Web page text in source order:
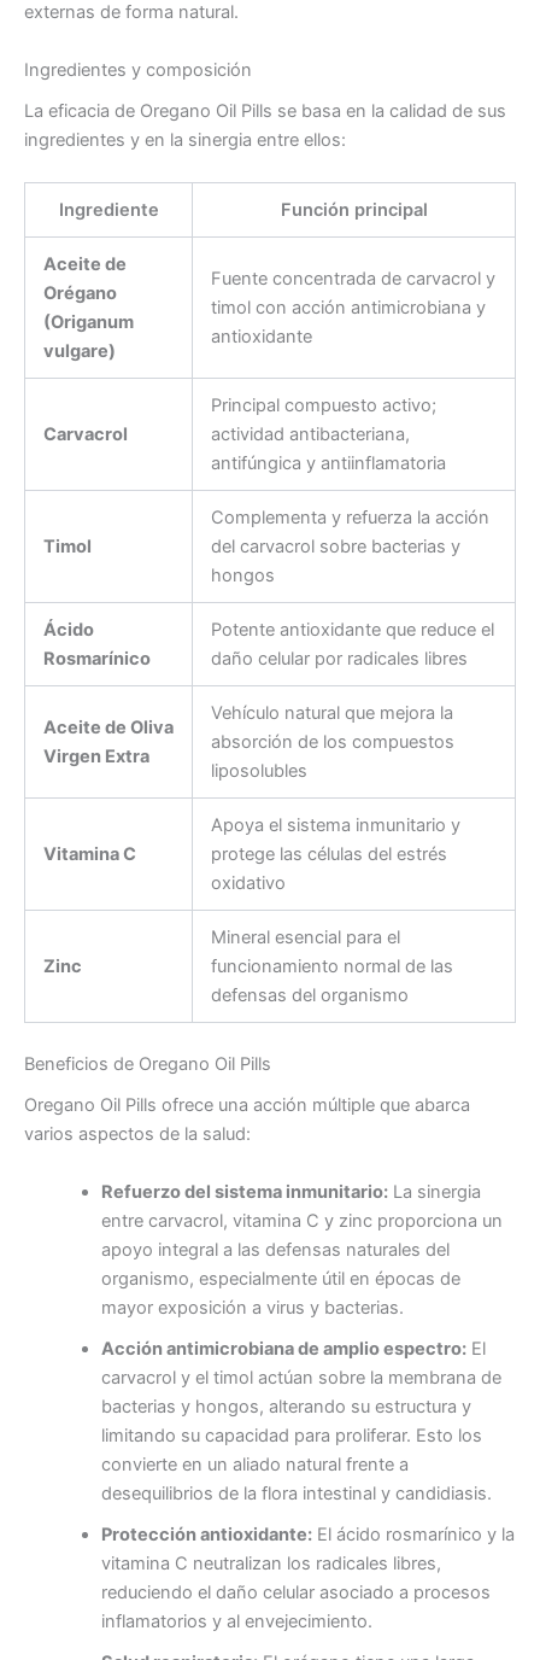
externas de forma natural.
Ingredientes y composición
La eficacia de Oregano Oil Pills se basa en la calidad de sus
ingredientes y en la sinergia entre ellos:
Ingrediente Función principal
Aceite de
Orégano
(Origanum
vulgare)
Fuente concentrada de carvacrol y
timol con acción antimicrobiana y
antioxidante
Carvacrol
Principal compuesto activo;
actividad antibacteriana,
antifúngica y antiinflamatoria
Timol
Complementa y refuerza la acción
del carvacrol sobre bacterias y
hongos
Ácido
Rosmarínico
Potente antioxidante que reduce el
daño celular por radicales libres
Aceite de Oliva
Virgen Extra
Vehículo natural que mejora la
absorción de los compuestos
liposolubles
Vitamina C
Apoya el sistema inmunitario y
protege las células del estrés
oxidativo
Zinc
Mineral esencial para el
funcionamiento normal de las
defensas del organismo
Beneficios de Oregano Oil Pills
Oregano Oil Pills ofrece una acción múltiple que abarca
varios aspectos de la salud:
Refuerzo del sistema inmunitario:La sinergia
entre carvacrol, vitamina C y zinc proporciona un
apoyo integral a las defensas naturales del
organismo, especialmente útil en épocas de
mayor exposición a virus y bacterias.
Acción antimicrobiana de amplio espectro:El
carvacrol y el timol actúan sobre la membrana de
bacterias y hongos, alterando su estructura y
limitando su capacidad para proliferar. Esto los
convierte en un aliado natural frente a
desequilibrios de la flora intestinal y candidiasis.
Protección antioxidante:El ácido rosmarínico y la
vitamina C neutralizan los radicales libres,
reduciendo el daño celular asociado a procesos
inflamatorios y al envejecimiento.